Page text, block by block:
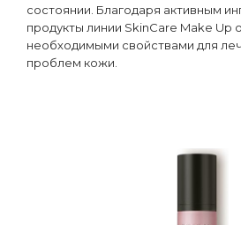
состоянии. Благодаря активным
продукты линии SkinСare Make Up
необходимыми свойствами для
проблем кожи.